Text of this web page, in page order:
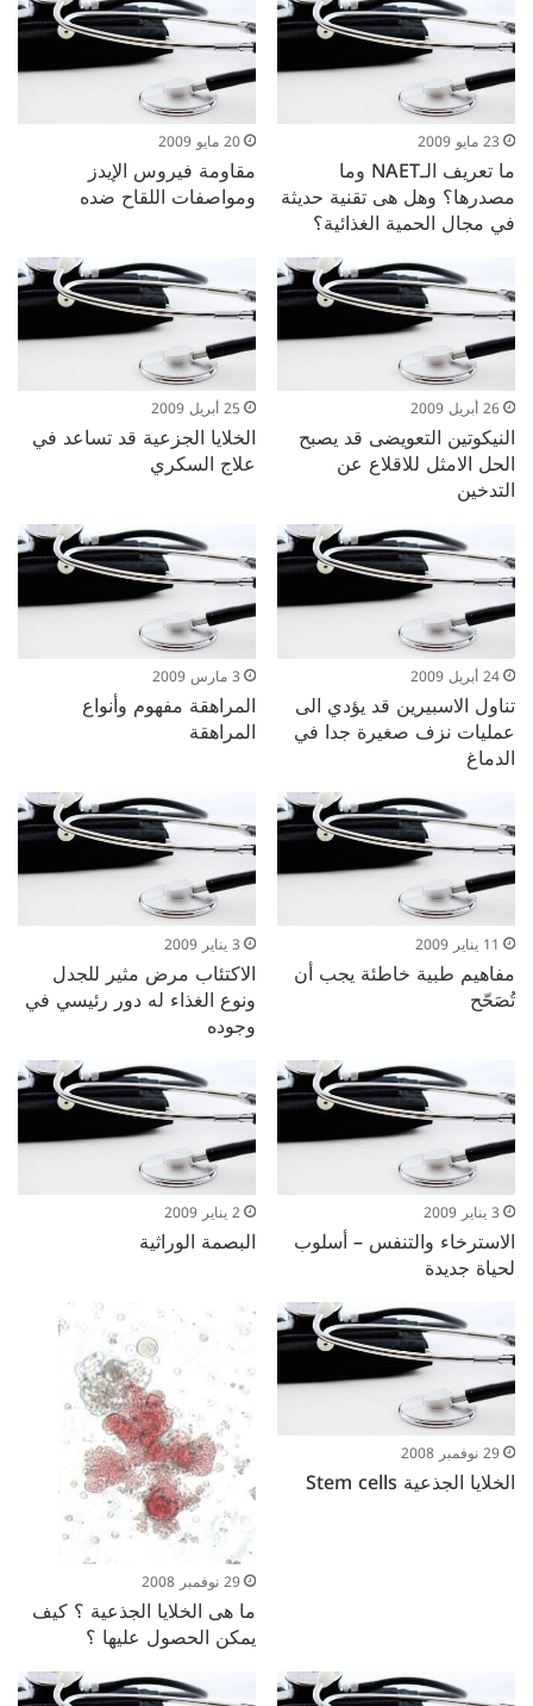
23 مايو 2009
ما تعريف الـNAET وما
مصدرها؟ وهل هى تقنية حديثة
في مجال الحمية الغذائية؟
20 مايو 2009
مقاومة فيروس الإيدز
ومواصفات اللقاح ضده
26 أبريل 2009
النيكوتين التعويضى قد يصبح
الحل الامثل للاقلاع عن
التدخين
25 أبريل 2009
الخلايا الجزعية قد تساعد في
علاج السكري
24 أبريل 2009
تناول الاسبيرين قد يؤدي الى
عمليات نزف صغيرة جدا في
الدماغ
3 مارس 2009
المراهقة مفهوم وأنواع
المراهقة
11 يناير 2009
مفاهيم طبية خاطئة يجب أن
تُصَحّح
3 يناير 2009
الاكتئاب مرض مثير للجدل
ونوع الغذاء له دور رئيسي في
وجوده
3 يناير 2009
الاسترخاء والتنفس – أسلوب
لحياة جديدة
2 يناير 2009
البصمة الوراثية
29 نوفمبر 2008
الخلايا الجذعية Stem cells
29 نوفمبر 2008
ما هى الخلايا الجذعية ؟ كيف
يمكن الحصول عليها ؟